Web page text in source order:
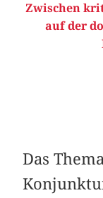
Zwischen
auf der
Das